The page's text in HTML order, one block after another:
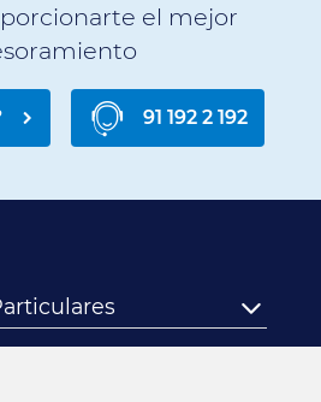
el mejor
91 192 2 192